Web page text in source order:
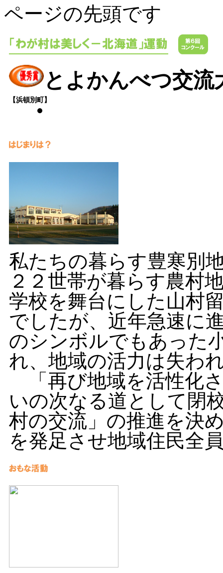
ページの先頭です
とよかんべつ交流
【浜頓別町】
私たちの暮らす豊寒別
２２世帯が暮らす農村
学校を舞台にした山村
でしたが、近年急速に
のシンボルでもあった
れ、地域の活力は失わ
「再び地域を活性化
いの次なる道として閉
村の交流」の推進を決
を発足させ地域住民全